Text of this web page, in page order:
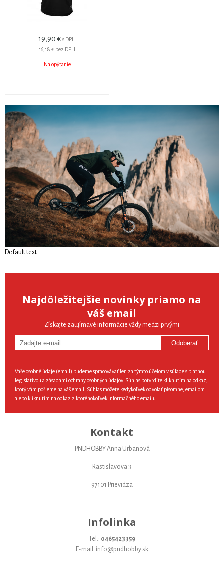
19,90 € s DPH
16,18 € bez DPH
Na opýtanie
Default text
Najdôležitejšie novinky priamo na
váš email
Získajte zaujímavé informácie vždy medzi prvými
Odoberať
Vaše osobné údaje (email) budeme spracovávať len za týmto účelom v súlade s platnou
legislatívou a zásadami ochrany osobných údajov. Súhlas potvrdíte kliknutím na odkaz,
ktorý vám pošleme na váš email. Súhlas môžete kedykoľvek odvolať písomne, emailom
alebo kliknutím na odkaz z ktoréhokoľvek informačného emailu.
Kontakt
PNDHOBBY Anna Urbanová
Rastislavova 3
97101 Prievidza
Infolinka
Tel.: 0465423359
E-mail: info@pndhobby.sk